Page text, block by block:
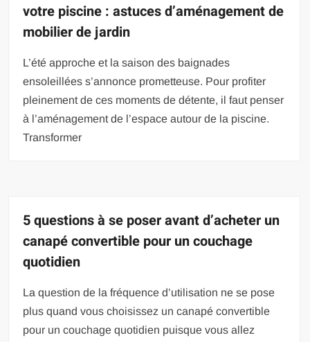
votre piscine : astuces d’aménagement de
mobilier de jardin
L’été approche et la saison des baignades
ensoleillées s’annonce prometteuse. Pour profiter
pleinement de ces moments de détente, il faut penser
à l’aménagement de l’espace autour de la piscine.
Transformer
5 questions à se poser avant d’acheter un
canapé convertible pour un couchage
quotidien
La question de la fréquence d’utilisation ne se pose
plus quand vous choisissez un canapé convertible
pour un couchage quotidien puisque vous allez